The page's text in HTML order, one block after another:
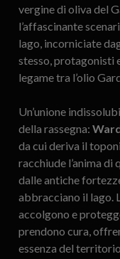
vergine di oliva del
l’affascinante
lago, incorniciate
stesso, protagonisti
legame tra l’olio
Un’unione
della rassegna:
da cui deriva il
racchiude l’anima di
dalle antiche
abbracciano il lago.
accolgono e
prendono cura,
essenza del